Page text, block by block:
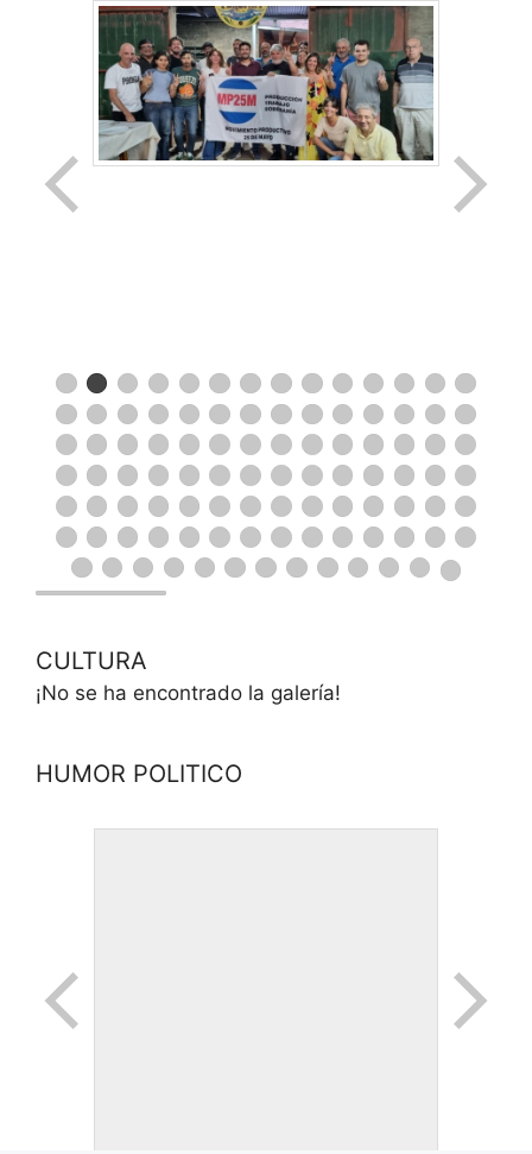
CULTURA
¡No se ha encontrado la galería!
HUMOR POLITICO